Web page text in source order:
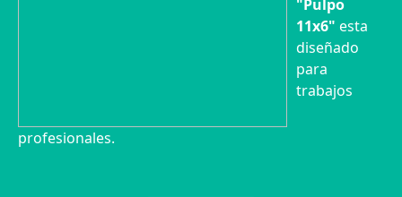
"Pulpo
11x6" esta
diseñado
para
trabajos
profesionales.